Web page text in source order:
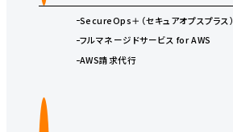
SecureOps＋（セキュアオプスプラス）
フルマネージドサービス for AWS
AWS請求代行